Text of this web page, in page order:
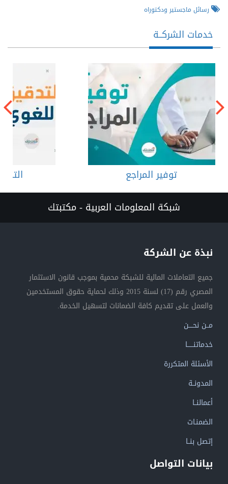
رسائل ماجستير ودكتوراه
خدمات الشركــة
توفير المراجع
شبكة المعلومات العربية - مكتبتك
نبذة عن الشركة
جميع التعاملات المالية للشبكة محمية بموجب قانون الاستثمار
المصري رقم (17) لسنة 2015 وذلك لحماية حقوق المستخدمين
والعمل على تقديم كافة الضمانات لتسهيل الخدمة.
مــن نحــــن
خدماتنــــــا
الأسئلة المتكررة
المدونــة
أعمالنــا
الضمنـات
إتصل بنــا
بيانات التواصل